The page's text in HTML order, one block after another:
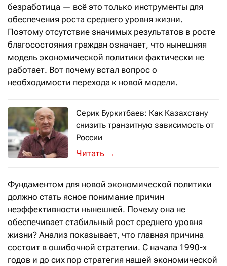
безработица — всё это только инструменты для
обеспечения роста среднего уровня жизни.
Поэтому отсутствие значимых результатов в росте
благосостояния граждан означает, что нынешняя
модель экономической политики фактически не
работает. Вот почему встал вопрос о
необходимости перехода к новой модели.
Серик Буркитбаев: Как Казахстану
снизить транзитную зависимость от
России
Экс-министр транспорта и
→
Фундаментом для новой экономической политики
должно стать ясное понимание причин
неэффективности нынешней. Почему она не
обеспечивает стабильный рост среднего уровня
жизни? Анализ показывает, что главная причина
состоит в ошибочной стратегии. С начала 1990-х
годов и до сих пор стратегия нашей экономической